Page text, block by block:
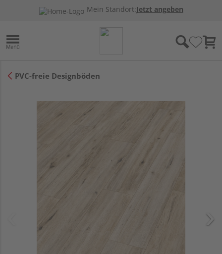
Mein Standort:Jetzt angeben
PVC-freie Designböden